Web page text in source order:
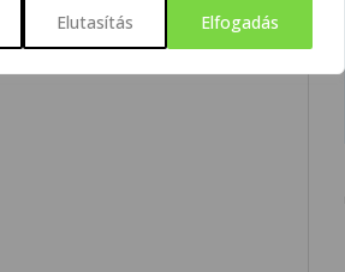
Elutasítás Elfogadás